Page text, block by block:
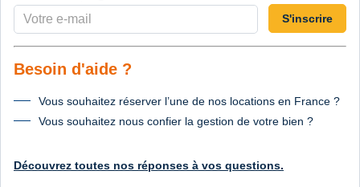
S'inscrire
Besoin d'aide ?
Vous souhaitez réserver l’une de nos locations en France ?
Vous souhaitez nous confier la gestion de votre bien ?
Découvrez toutes nos réponses à vos questions.